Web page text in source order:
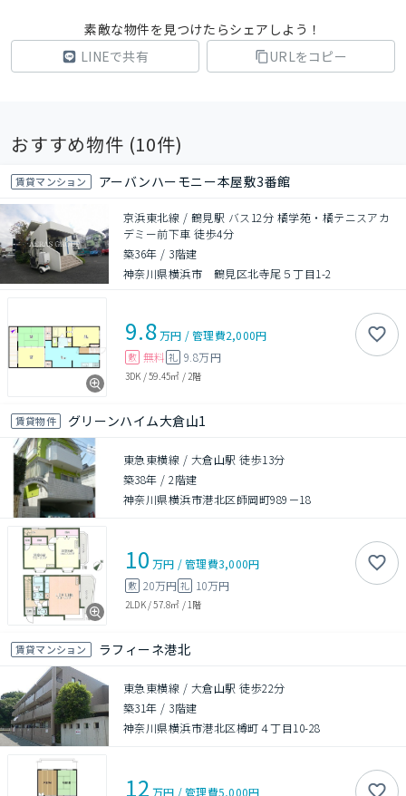
素敵な物件を見つけたらシェアしよう！
LINEで共有
URLをコピー
おすすめ物件 (10件)
賃貸マンション アーバンハーモニー本屋敷3番館
京浜東北線 / 鶴見駅 バス12分 橘学苑・橘テニスアカ
デミー前下車 徒歩4分
築36年 / 3階建
神奈川県横浜市 鶴見区北寺尾５丁目1-2
9.8万円 /管理費2,000円
敷 無料 礼 9.8万円
3DK /59.45㎡ / 2階
賃貸物件 グリーンハイム大倉山1
東急東横線 / 大倉山駅 徒歩13分
築38年 /2階建
神奈川県横浜市港北区師岡町989－18
10 万円 /管理費3,000円
敷 20万円 礼 10万円
2LDK/57.8㎡ / 1階
賃貸マンション ラフィーネ港北
東急東横線 / 大倉山駅 徒歩22分
築31年 / 3階建
神奈川県横浜市港北区樽町４丁目10-28
12 万円 /管理費5,000円